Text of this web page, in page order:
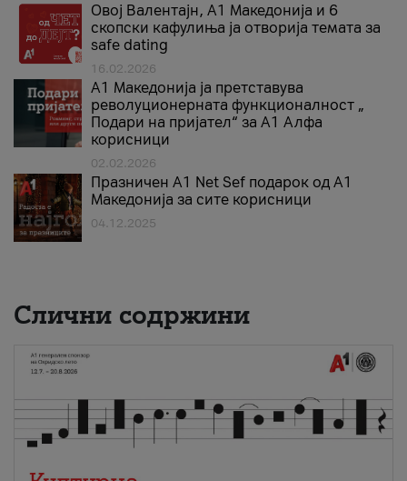
Овој Валентајн, A1 Македонија и 6
скопски кафулиња ја отворија темата за
safe dating
16.02.2026
А1 Македонија ја претставува
револуционерната функционалност „
Подари на пријател“ за А1 Алфа
корисници
02.02.2026
Празничен A1 Net Sеf подарок од А1
Македонија за сите корисници
04.12.2025
Слични содржини